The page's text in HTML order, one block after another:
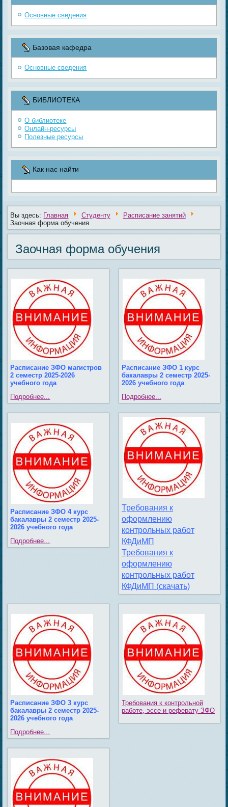
Основные сведения
Базовая кафедра
Основные сведения
БИБЛИОТЕКА
О библиотеке
Онлайн-ресурсы
Полезные ресурсы
Как нас найти
Вы здесь: Главная Студенту
Расписание занятий
Заочная форма обучения
Заочная форма обучения
Расписание ЗФО магистров
2 семестр 2025-2026
учебного года
Подробнее...
Расписание ЗФО 1 курс
бакалавры 2 семестр 2025-
2026 учебного года
Подробнее...
Расписание ЗФО 4 курс
бакалавры 2 семестр 2025-
2026 учебного года
Подробнее...
Требования к
оформлению
контрольных работ
КФДиМП
Требования к
оформлению
контрольных работ
КФДиМП (скачать)
Расписание ЗФО 3 курс
бакалавры 2 семестр 2025-
2026 учебного года
Подробнее...
Требования к контрольной
работе, эссе и реферату ЗФО